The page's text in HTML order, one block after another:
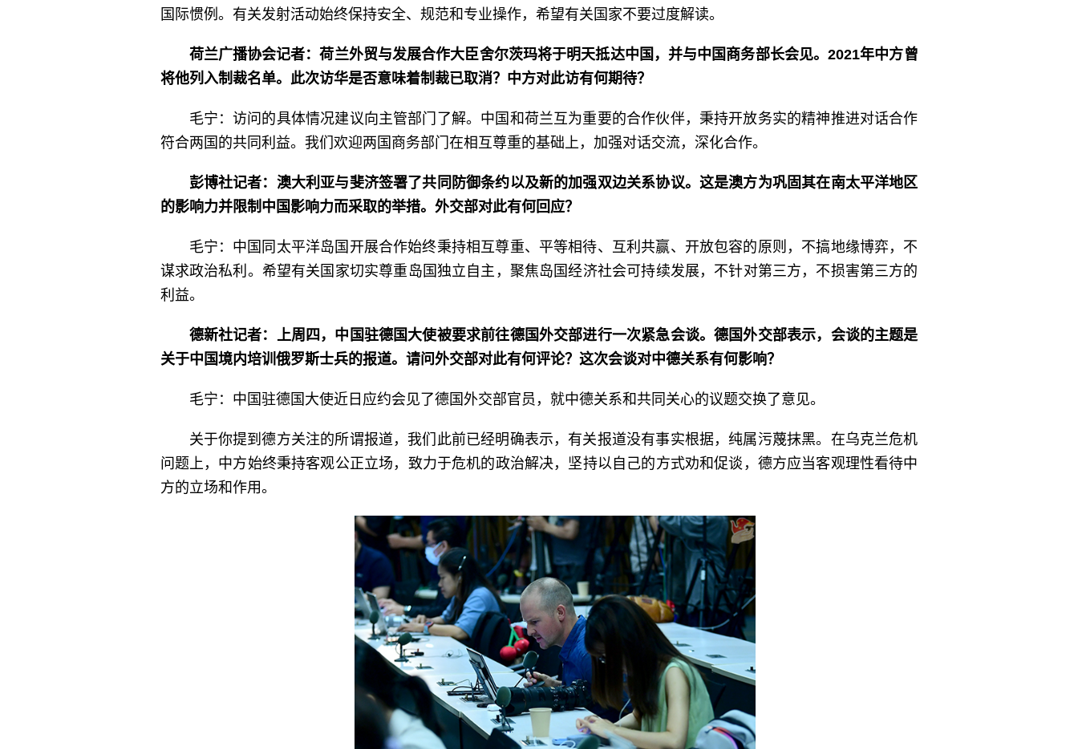
国际惯例。有关发射活动始终保持安全、规范和专业操作，希望有关国家不要过度解读。
荷兰广播协会记者：荷兰外贸与发展合作大臣舍尔茨玛将于明天抵达中国，并与中国商务部长会见。2021年中方曾
将他列入制裁名单。此次访华是否意味着制裁已取消？中方对此访有何期待？
毛宁：访问的具体情况建议向主管部门了解。中国和荷兰互为重要的合作伙伴，秉持开放务实的精神推进对话合作
符合两国的共同利益。我们欢迎两国商务部门在相互尊重的基础上，加强对话交流，深化合作。
彭博社记者：澳大利亚与斐济签署了共同防御条约以及新的加强双边关系协议。这是澳方为巩固其在南太平洋地区
的影响力并限制中国影响力而采取的举措。外交部对此有何回应？
毛宁：中国同太平洋岛国开展合作始终秉持相互尊重、平等相待、互利共赢、开放包容的原则，不搞地缘博弈，不
谋求政治私利。希望有关国家切实尊重岛国独立自主，聚焦岛国经济社会可持续发展，不针对第三方，不损害第三方的
利益。
德新社记者：上周四，中国驻德国大使被要求前往德国外交部进行一次紧急会谈。德国外交部表示，会谈的主题是
关于中国境内培训俄罗斯士兵的报道。请问外交部对此有何评论？这次会谈对中德关系有何影响？
毛宁：中国驻德国大使近日应约会见了德国外交部官员，就中德关系和共同关心的议题交换了意见。
关于你提到德方关注的所谓报道，我们此前已经明确表示，有关报道没有事实根据，纯属污蔑抹黑。在乌克兰危机
问题上，中方始终秉持客观公正立场，致力于危机的政治解决，坚持以自己的方式劝和促谈，德方应当客观理性看待中
方的立场和作用。